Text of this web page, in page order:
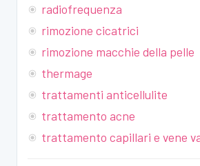
radiofrequenza
rimozione cicatrici
rimozione macchie della pelle
thermage
trattamenti anticellulite
trattamento acne
trattamento capillari e vene